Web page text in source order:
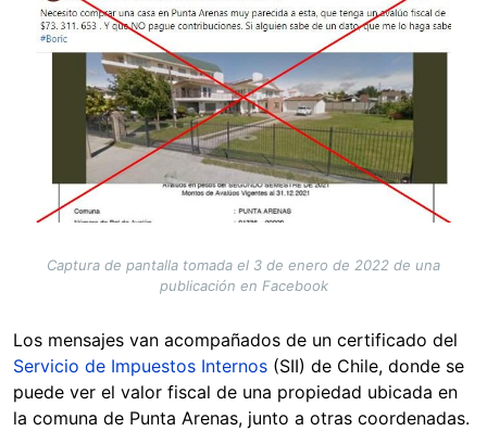
Captura de pantalla tomada el 3 de enero de 2022 de una
publicación en Facebook
Los mensajes van acompañados de un certificado del
Servicio de Impuestos Internos (SII) de Chile, donde se
puede ver el valor fiscal de una propiedad ubicada en
la comuna de Punta Arenas, junto a otras coordenadas.